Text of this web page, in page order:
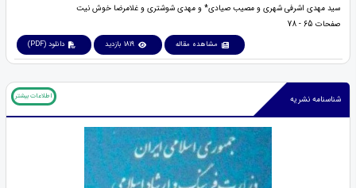
سید مهدی اشرفی شهری و مصیب صیادی* و مهدی شوشتری و غلامرضا خوش نیت
صفحات 65 - 78
مشاهده مقاله 1819 بازدید دانلود (PDF)
شناسنامه نشریه اطلاعات بیشتر